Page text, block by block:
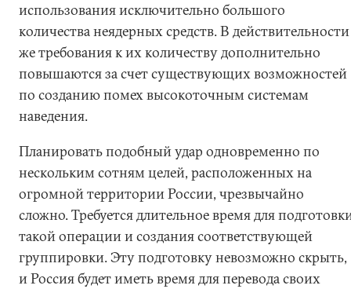
использования исключительно большого
количества неядерных средств. В действительности
же требования к их количеству дополнительно
повышаются за счет существующих возможностей
по созданию помех высокоточным системам
наведения.
Планировать подобный удар одновременно по
нескольким сотням целей, расположенных на
огромной территории России, чрезвычайно
сложно. Требуется длительное время для
такой операции и создания соответствующей
группировки. Эту подготовку невозможно скрыть,
и Россия будет иметь время для перевода своих